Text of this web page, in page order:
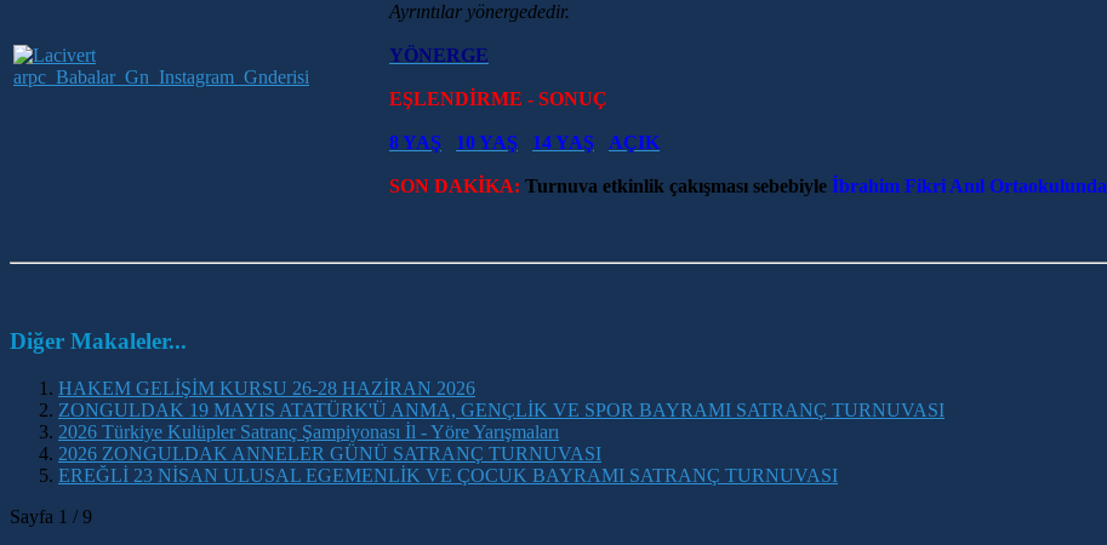
Ayrıntılar yönergededir.
YÖNERGE
EŞLENDİRME - SONUÇ
8 YAŞ 10 YAŞ 14 YAŞ AÇIK
SON DAKİKA: Turnuva etkinlik çakışması sebebiyle İbrahim Fikri Anıl Ortaokulunda
Diğer Makaleler...
HAKEM GELİŞİM KURSU 26-28 HAZİRAN 2026
ZONGULDAK 19 MAYIS ATATÜRK'Ü ANMA, GENÇLİK VE SPOR BAYRAMI SATRANÇ TURNUVASI
2026 Türkiye Kulüpler Satranç Şampiyonası İl - Yöre Yarışmaları
2026 ZONGULDAK ANNELER GÜNÜ SATRANÇ TURNUVASI
EREĞLİ 23 NİSAN ULUSAL EGEMENLİK VE ÇOCUK BAYRAMI SATRANÇ TURNUVASI
Sayfa 1 / 9